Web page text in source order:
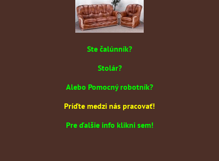
Ste čalúnník?
Stolár?
Alebo Pomocný robotník?
Príďte medzi nás pracovať!
Pre ďalšie info klikni sem!